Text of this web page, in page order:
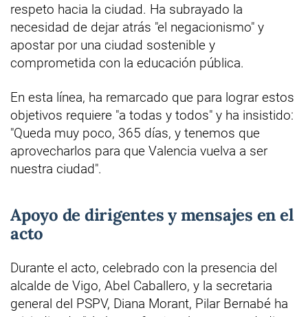
respeto hacia la ciudad. Ha subrayado la
necesidad de dejar atrás "el negacionismo" y
apostar por una ciudad sostenible y
comprometida con la educación pública.
En esta línea, ha remarcado que para lograr estos
objetivos requiere "a todas y todos" y ha insistido:
"Queda muy poco, 365 días, y tenemos que
aprovecharlos para que Valencia vuelva a ser
nuestra ciudad".
Apoyo de dirigentes y mensajes en el
acto
Durante el acto, celebrado con la presencia del
alcalde de Vigo, Abel Caballero, y la secretaria
general del PSPV, Diana Morant, Pilar Bernabé ha